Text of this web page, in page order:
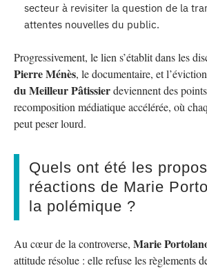
secteur à revisiter la question de la
attentes nouvelles du public.
Progressivement, le lien s’établit dans les
Pierre Ménès, le documentaire, et
du Meilleur Pâtissierdeviennent des
recomposition médiatique accélérée, où
peut peser lourd.
Quels ont été les
réactions de Marie
la polémique ?
Au cœur de la controverse, Marie
attitude résolue : elle refuse les règlements